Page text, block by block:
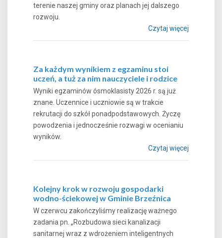
terenie naszej gminy oraz planach jej dalszego
rozwoju.
Czytaj więcej
Za każdym wynikiem z egzaminu stoi
uczeń, a tuż za nim nauczyciele i rodzice
Wyniki egzaminów ósmoklasisty 2026 r. są już
znane. Uczennice i uczniowie są w trakcie
rekrutacji do szkół ponadpodstawowych. Życzę
powodzenia i jednocześnie rozwagi w ocenianiu
wyników.
Czytaj więcej
Kolejny krok w rozwoju gospodarki
wodno-ściekowej w Gminie Brzeźnica
W czerwcu zakończyliśmy realizację ważnego
zadania pn. „Rozbudowa sieci kanalizacji
sanitarnej wraz z wdrożeniem inteligentnych